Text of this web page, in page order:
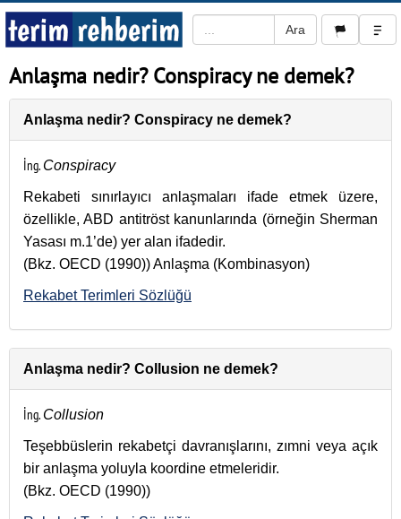
Anlaşma nedir? Conspiracy ne demek?
Anlaşma nedir? Conspiracy ne demek?
İng. Conspiracy
Rekabeti sınırlayıcı anlaşmaları ifade etmek üzere,
özellikle, ABD antitröst kanunlarında (örneğin Sherman
Yasası m.1’de) yer alan ifadedir.
(Bkz. OECD (1990)) Anlaşma (Kombinasyon)
Rekabet Terimleri Sözlüğü
Anlaşma nedir? Collusion ne demek?
İng. Collusion
Teşebbüslerin rekabetçi davranışlarını, zımni veya açık
bir anlaşma yoluyla koordine etmeleridir.
(Bkz. OECD (1990))